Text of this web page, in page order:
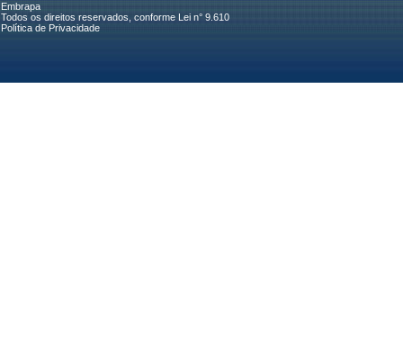
Embrapa
Todos os direitos reservados, conforme Lei n° 9.610
Política de Privacidade